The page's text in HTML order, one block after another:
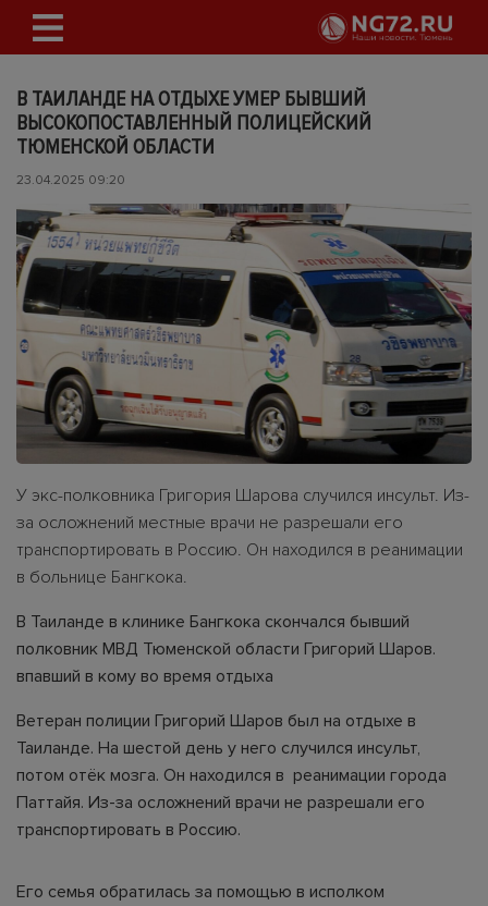
В ТАИЛАНДЕ НА ОТДЫХЕ УМЕР БЫВШИЙ
ВЫСОКОПОСТАВЛЕННЫЙ ПОЛИЦЕЙСКИЙ
ТЮМЕНСКОЙ ОБЛАСТИ
23.04.2025 09:20
У экс-полковника Григория Шарова случился инсульт. Из-
за осложнений местные врачи не разрешали его
транспортировать в Россию. Он находился в реанимации
в больнице Бангкока.
В Таиланде в клинике Бангкока скончался бывший
полковник МВД Тюменской области Григорий Шаров.
впавший в кому во время отдыха
Ветеран полиции Григорий Шаров был на отдыхе в
Таиланде. На шестой день у него случился инсульт,
потом отёк мозга. Он находился в реанимации города
Паттайя. Из-за осложнений врачи не разрешали его
транспортировать в Россию.
Его семья обратилась за помощью в исполком